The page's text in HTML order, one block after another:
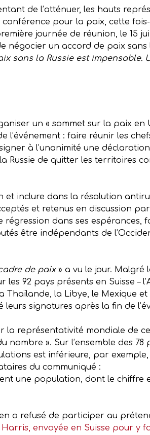
de l’atténuer, les hauts
pour la paix, cette
journée de réunion, le 15
négocier un accord de paix sans
sans la Russie est impensable.
un « sommet sur la paix en
l’événement : faire réunir les
à l’unanimité une
Russie de quitter les territoires
inclure dans la résolution
et retenus en discussion
dans ses espérances,
être indépendants de
de paix» a vu le jour. Malgré
92 pays présents en Suisse –
Thaïlande, la Libye, le Mexique et
signatures après la fin de
la représentativité mondiale de
». Sur l’ensemble des 78
est inférieure, par exemple,
du communiqué :
une population, dont le chiffre
a refusé de participer au
envoyée en Suisse pour y